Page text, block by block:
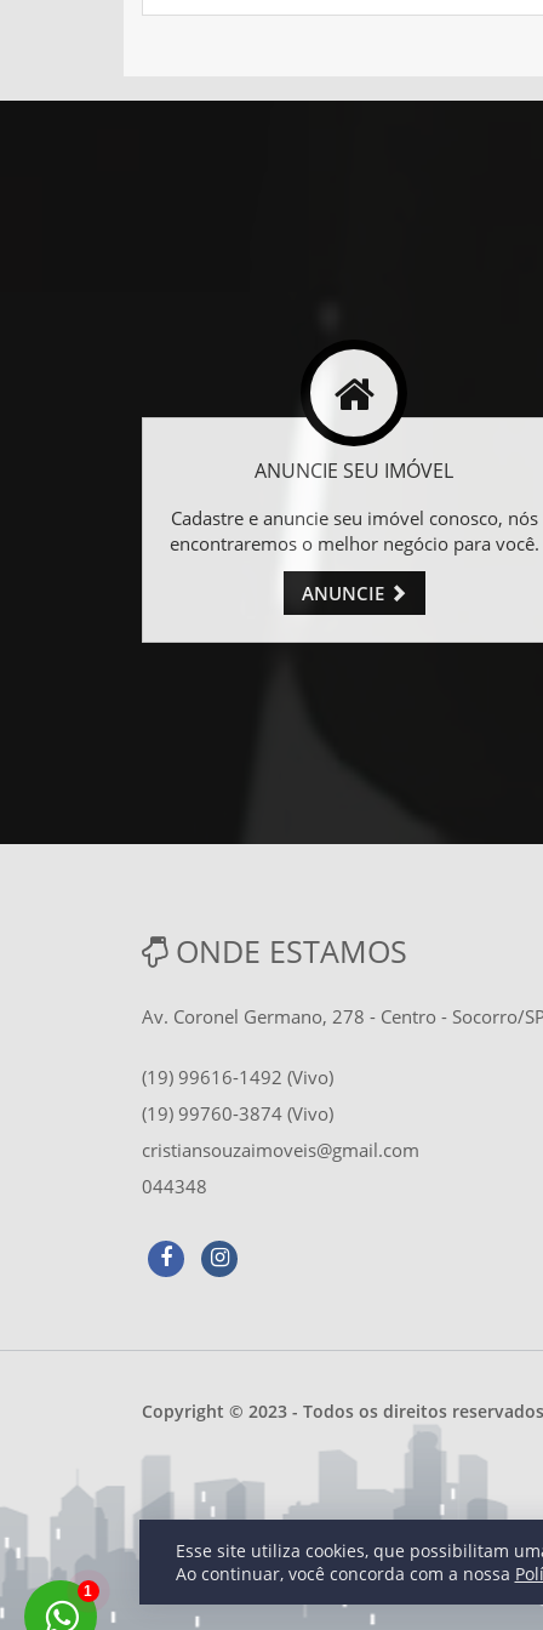
Esse site utiliza cookies, que possibilitam
Ao continuar, você concorda com a nossa
ANUNCIE SEU IMÓVEL
Cadastre e anuncie seu imóvel conosco, nós
encontraremos o melhor negócio para você.
ANUNCIE
ONDE ESTAMOS
Av. Coronel Germano, 278 - Centro - Socorro/
(19) 99616-1492 (Vivo)
(19) 99760-3874 (Vivo)
cristiansouzaimoveis@gmail.com
044348
Copyright © 2023 - Todos os direitos reservados
1